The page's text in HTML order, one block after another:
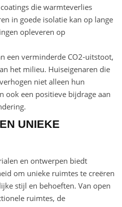
die warmteverlies
in goede isolatie kan op lange
opleveren op
een verminderde CO2-uitstoot,
het milieu. Huiseigenaren die
niet alleen hun
ook een positieve bijdrage aan
UNIEKE
en ontwerpen biedt
om unieke ruimtes te creëren
stijl en behoeften. Van open
ruimtes, de